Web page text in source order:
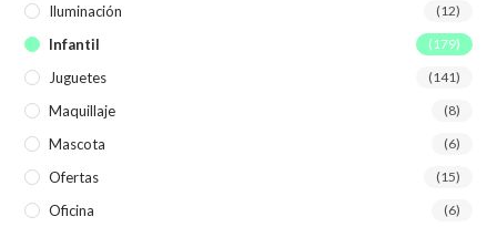
Iluminación (12)
Infantil (179)
Juguetes (141)
Maquillaje (8)
Mascota (6)
Ofertas (15)
Oficina (6)